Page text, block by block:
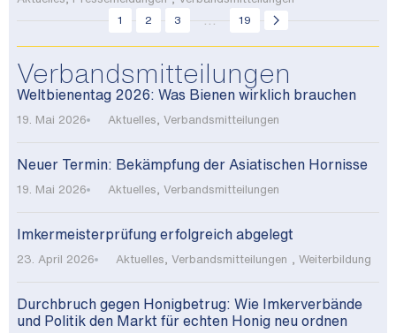
1
2 3 ... 19
Verbandsmitteilungen
Weltbienentag 2026: Was Bienen wirklich brauchen
19. Mai 2026 Aktuelles Verbandsmitteilungen
Neuer Termin: Bekämpfung der Asiatischen Hornisse
19. Mai 2026 Aktuelles Verbandsmitteilungen
Imkermeisterprüfung erfolgreich abgelegt
23. April 2026 Aktuelles Verbandsmitteilungen Weiterbildung
Durchbruch gegen Honigbetrug: Wie Imkerverbände
und Politik den Markt für echten Honig neu ordnen